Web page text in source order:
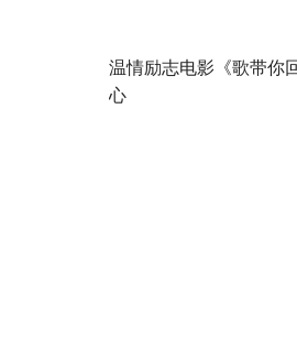
温情励志电影《歌带你
心